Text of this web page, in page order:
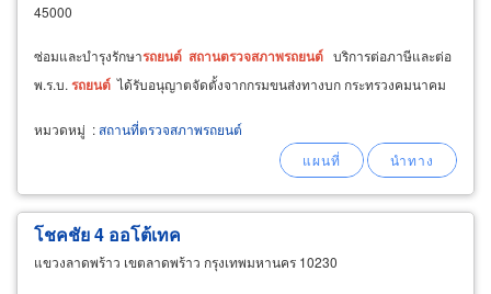
45000
ซ่อมและบำรุงรักษารถยนต์ สถานตรวจสภาพรถยนต์ บริการต่อภาษีและต่อ
พ.ร.บ. รถยนต์ ได้รับอนุญาตจัดตั้งจากกรมขนส่งทางบก กระทรวงคมนาคม
หมวดหมู่ :สถานที่ตรวจสภาพรถยนต์
โชคชัย 4 ออโต้เทค
แขวงลาดพร้าว เขตลาดพร้าว กรุงเทพมหานคร 10230